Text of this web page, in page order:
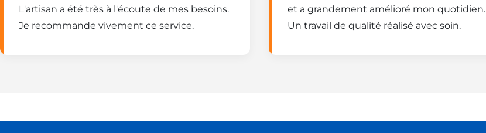
L'artisan a été très à l'écoute de mes besoins.
Je recommande vivement ce service.
et a grandement amélioré mon quotidien.
Un travail de qualité réalisé avec soin.